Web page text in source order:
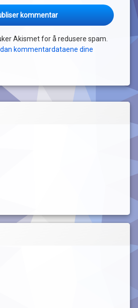
Akismet for å redusere spam.
kommentardataene dine